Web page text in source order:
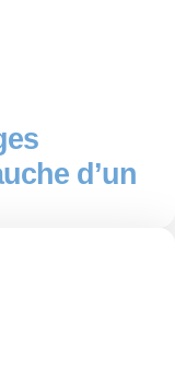
d’un